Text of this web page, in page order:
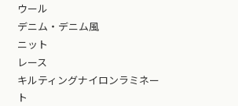
ウール
デニム・デニム風
ニット
レース
キルティングナイロンラミネー
ト